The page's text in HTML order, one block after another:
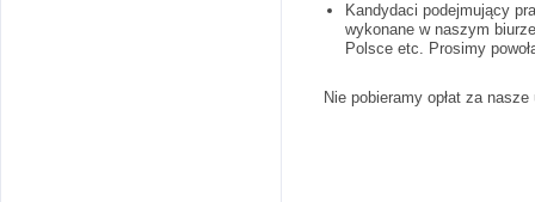
Kandydaci podejmujący
wykonane w naszym
Polsce etc. Prosimy
Nie pobieramy opłat za